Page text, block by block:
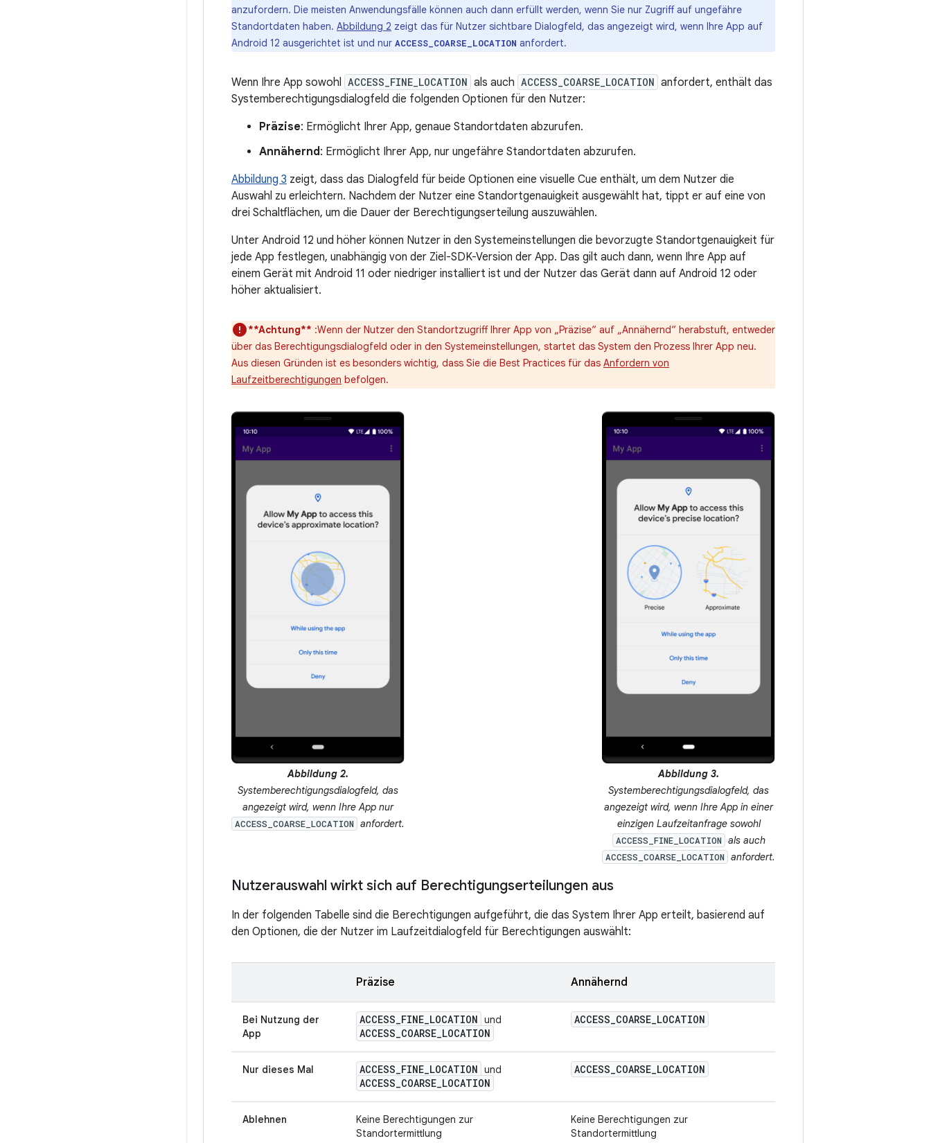
anzufordern. Die meisten Anwendungsfälle können auch dann erfüllt werden, wenn Sie nur Zugriff auf ungefähre
Standortdaten haben. Abbildung 2 zeigt das für Nutzer sichtbare Dialogfeld, das angezeigt wird, wenn Ihre App auf
Android 12 ausgerichtet ist und nur ACCESS_COARSE_LOCATION anfordert.
Wenn Ihre App sowohl ACCESS_FINE_LOCATION als auch ACCESS_COARSE_LOCATION anfordert, enthält das
Systemberechtigungsdialogfeld die folgenden Optionen für den Nutzer:
Präzise: Ermöglicht Ihrer App, genaue Standortdaten abzurufen.
Annähernd : Ermöglicht Ihrer App, nur ungefähre Standortdaten abzurufen.
Abbildung 3 zeigt, dass das Dialogfeld für beide Optionen eine visuelle Cue enthält, um dem Nutzer die
Auswahl zu erleichtern. Nachdem der Nutzer eine Standortgenauigkeit ausgewählt hat, tippt er auf eine von
drei Schaltflächen, um die Dauer der Berechtigungserteilung auszuwählen.
Unter Android 12 und höher können Nutzer in den Systemeinstellungen die bevorzugte Standortgenauigkeit für
jede App festlegen, unabhängig von der Ziel-SDK-Version der App. Das gilt auch dann, wenn Ihre App auf
einem Gerät mit Android 11 oder niedriger installiert ist und der Nutzer das Gerät dann auf Android 12 oder
höher aktualisiert.
**Achtung** :Wenn der Nutzer den Standortzugriff Ihrer App von „Präzise“ auf „Annähernd“ herabstuft, entweder
über das Berechtigungsdialogfeld oder in den Systemeinstellungen, startet das System den Prozess Ihrer App neu.
Aus diesen Gründen ist es besonders wichtig, dass Sie die Best Practices für das Anfordern von
Laufzeitberechtigungen befolgen.
Abbildung 2.
Systemberechtigungsdialogfeld, das
angezeigt wird, wenn Ihre App nur
ACCESS_COARSE_LOCATION anfordert.
Abbildung 3.
Systemberechtigungsdialogfeld, das
angezeigt wird, wenn Ihre App in einer
einzigen Laufzeitanfrage sowohl
ACCESS_FINE_LOCATION als auch
ACCESS_COARSE_LOCATION anfordert.
Nutzerauswahl wirkt sich auf Berechtigungserteilungen aus
In der folgenden Tabelle sind die Berechtigungen aufgeführt, die das System Ihrer App erteilt, basierend auf
den Optionen, die der Nutzer im Laufzeitdialogfeld für Berechtigungen auswählt:
Präzise Annähernd
Bei Nutzung der
App
ACCESS_FINE_LOCATION und
ACCESS_COARSE_LOCATION
ACCESS_COARSE_LOCATION
Nur dieses Mal ACCESS_FINE_LOCATION und
ACCESS_COARSE_LOCATION
ACCESS_COARSE_LOCATION
Ablehnen
Keine Berechtigungen zur
Standortermittlung
Keine Berechtigungen zur
Standortermittlung